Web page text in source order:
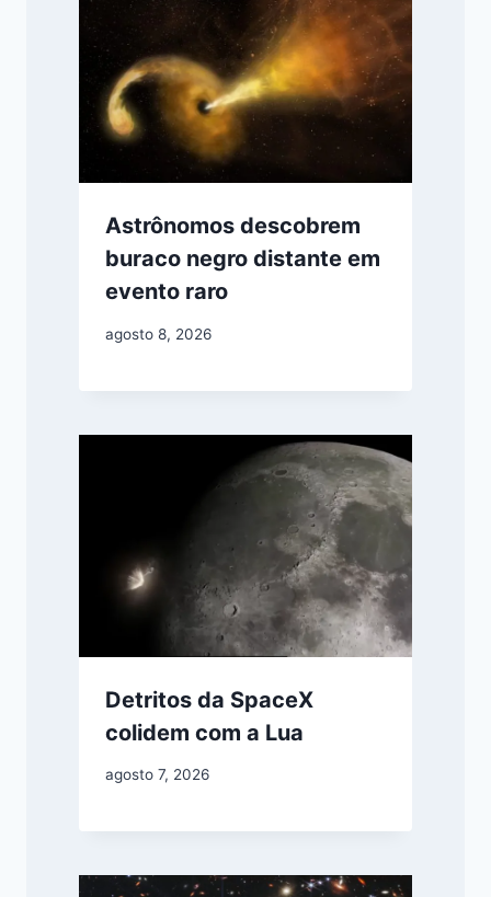
Astrônomos descobrem
buraco negro distante em
evento raro
agosto 8, 2026
Detritos da SpaceX
colidem com a Lua
agosto 7, 2026